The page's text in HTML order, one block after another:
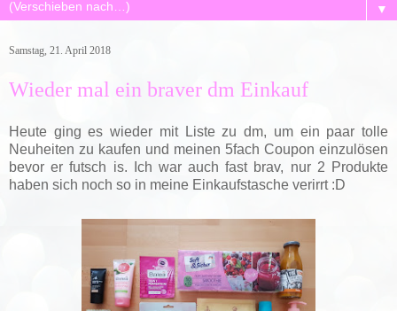
▼
Samstag, 21. April 2018
Wieder mal ein braver dm Einkauf
Heute ging es wieder mit Liste zu dm, um ein paar tolle
Neuheiten zu kaufen und meinen 5fach Coupon einzulösen
bevor er futsch is. Ich war auch fast brav, nur 2 Produkte
haben sich noch so in meine Einkaufstasche verirrt :D